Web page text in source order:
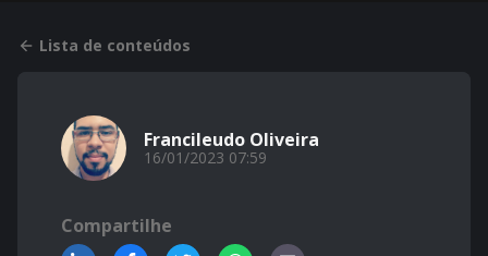
Lista de conteúdos
Francileudo Oliveira
16/01/2023 07:59
Compartilhe